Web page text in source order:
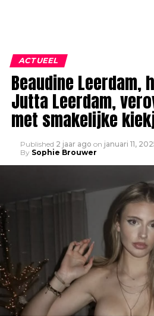
ACTUEEL
Beaudine Leerdam,
Jutta Leerdam,
met smakelijke
Published 2 jaar ago on januari 11,
By Sophie Brouwer